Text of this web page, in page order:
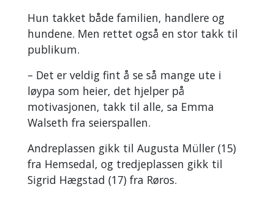
Hun takket både familien, handlere og
hundene. Men rettet også en stor takk til
publikum.
– Det er veldig fint å se så mange ute i
løypa som heier, det hjelper på
motivasjonen, takk til alle, sa Emma
Walseth fra seierspallen.
Andreplassen gikk til Augusta Müller (15)
fra Hemsedal, og tredjeplassen gikk til
Sigrid Hægstad (17) fra Røros.